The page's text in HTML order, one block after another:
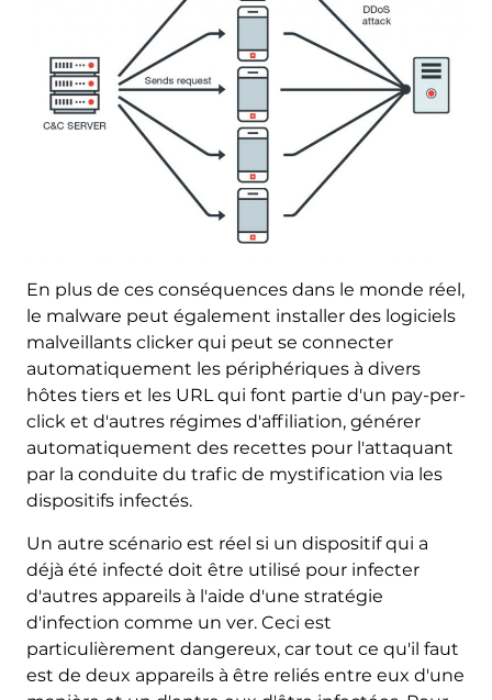
En plus de ces conséquences dans le monde réel,
le malware peut également installer des logiciels
malveillants clicker qui peut se connecter
automatiquement les périphériques à divers
hôtes tiers et les URL qui font partie d'un pay-per-
click et d'autres régimes d'affiliation, générer
automatiquement des recettes pour l'attaquant
par la conduite du trafic de mystification via les
dispositifs infectés.
Un autre scénario est réel si un dispositif qui a
déjà été infecté doit être utilisé pour infecter
d'autres appareils à l'aide d'une stratégie
d'infection comme un ver. Ceci est
particulièrement dangereux, car tout ce qu'il faut
est de deux appareils à être reliés entre eux d'une